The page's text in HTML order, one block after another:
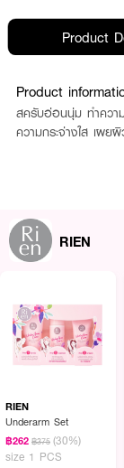
Product
Product
สครับอ่อนนุ่ม ทำควา
ความกระจ่างใส เผย
RIEN
RIEN
Underarm Set
฿262 ฿375 (30%)
size 1 PCS